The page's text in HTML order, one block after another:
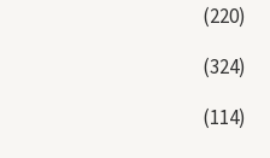
(220)
(324)
(114)